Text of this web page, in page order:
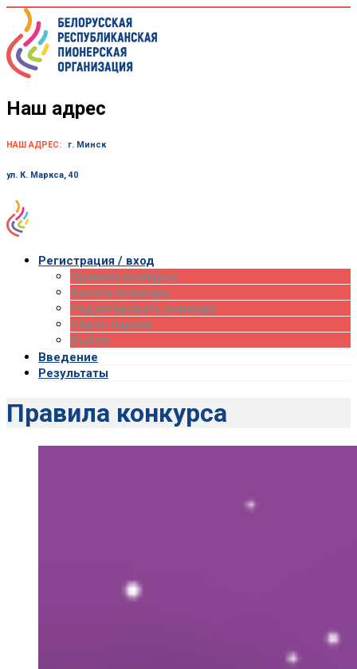
Skip
content
Наш адрес
НАШ АДРЕС: г. Минск
ул. К. Маркса, 40
Регистрация / вход
Правила конкурса
Анкета команды
Редактировать команду
Сброс пароля
Выйти
Введение
Результаты
Правила конкурса